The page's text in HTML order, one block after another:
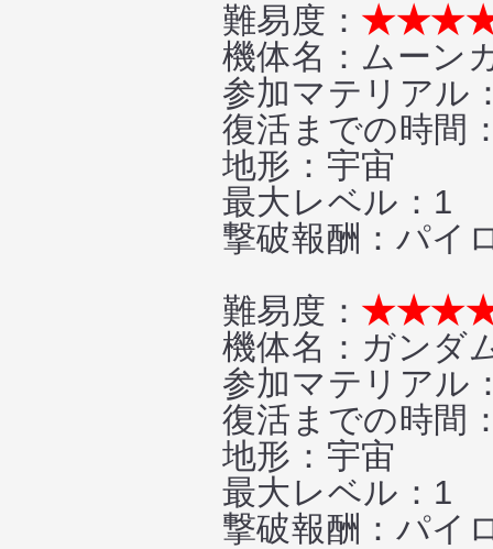
難易度：
機体名：ムーン
参加マテリアル
復活までの時間
地形：宇宙
最大レベル：1
撃破報酬：パイ
難易度：
機体名：ガンダ
参加マテリアル
復活までの時間
地形：宇宙
最大レベル：1
撃破報酬：パイ